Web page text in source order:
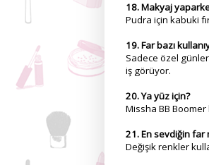
18. Makyaj
Pudra için kabuki
19. Far bazı
Sadece özel
iş görüyor.
20. Ya yüz için?
Missha BB Boomer
21. En sevdiğin far
Değişik renkler